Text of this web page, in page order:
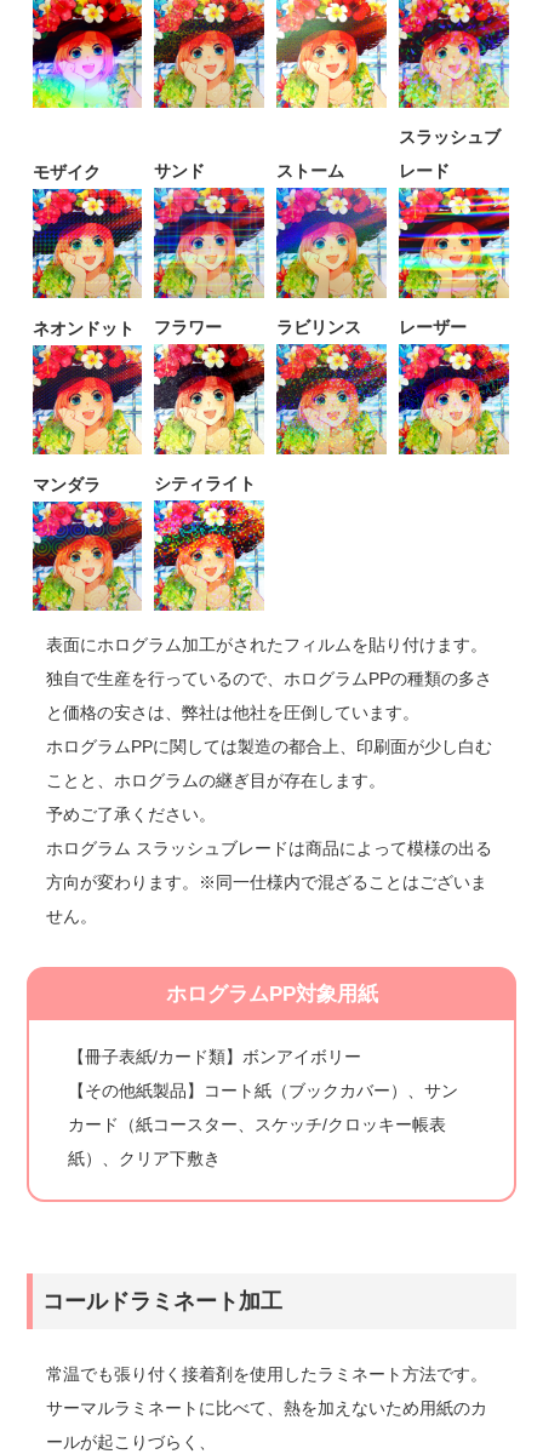
モザイク サンド ストーム
スラッシュブ
レード
ネオンドット フラワー ラビリンス レーザー
マンダラ シティライト
表面にホログラム加工がされたフィルムを貼り付けます。
独自で生産を行っているので、ホログラムPPの種類の多さ
と価格の安さは、弊社は他社を圧倒しています。
ホログラムPPに関しては製造の都合上、印刷面が少し白む
ことと、ホログラムの継ぎ目が存在します。
予めご了承ください。
ホログラム スラッシュブレードは商品によって模様の出る
方向が変わります。※同一仕様内で混ざることはございま
せん。
ホログラムPP対象用紙
【冊子表紙/カード類】ボンアイボリー
【その他紙製品】コート紙（ブックカバー）、サン
カード（紙コースター、スケッチ/クロッキー帳表
紙）、クリア下敷き
コールドラミネート加工
常温でも張り付く接着剤を使用したラミネート方法です。
サーマルラミネートに比べて、熱を加えないため用紙のカ
ールが起こりづらく、